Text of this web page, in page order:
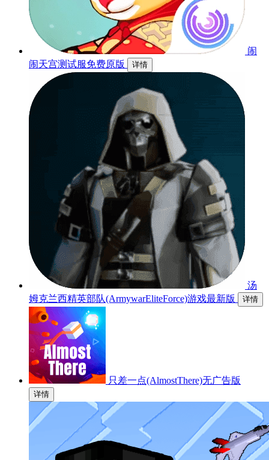
闹
闹天宫测试服免费原版
详情
汤
姆克兰西精英部队(ArmywarEliteForce)游戏最新版
详情
只差一点(AlmostThere)无广告版
详情